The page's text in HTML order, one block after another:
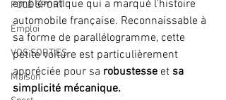
POLE SPORT
Emploi
VOS SORTIES
Maison
emblématique qui a marqué l'histoire
automobile française. Reconnaissable à
sa forme de parallélogramme, cette
petite voiture est particulièrement
appréciée pour sa robustesse et sa
simplicité mécanique.